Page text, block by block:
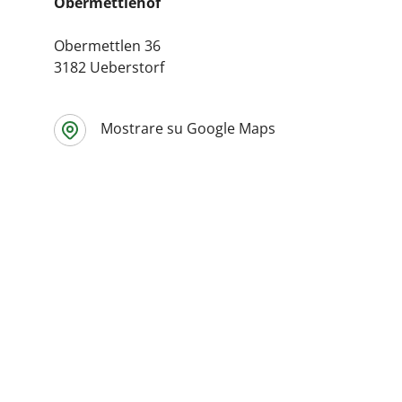
Obermettlen 36
3182 Ueberstorf
Mostrare su Google Maps